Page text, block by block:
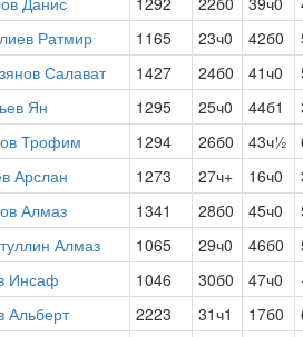
Ратмир 1165 23ч0 42б0
Салават 1427 24б0 41ч0
Ян 1295 25ч0 44б1
Трофим 1294 26б0 43ч½
Арслан 1273 27ч+ 16ч0
Алмаз 1341 28б0 45ч0
Алмаз 1065 29ч0 46б0
Инсаф 1046 30б0 47ч0
Альберт 2223 31ч1 17б0